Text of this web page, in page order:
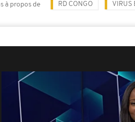
à propos de RD CONGO VIRUS